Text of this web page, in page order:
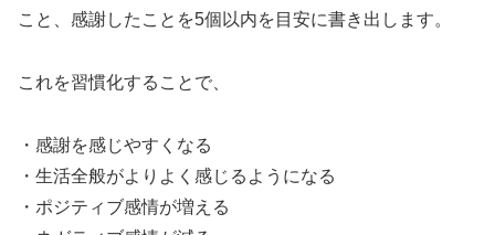
こと、感謝したことを5個以内を目安に書き出します。
これを習慣化することで、
・感謝を感じやすくなる
・生活全般がよりよく感じるようになる
・ポジティブ感情が増える